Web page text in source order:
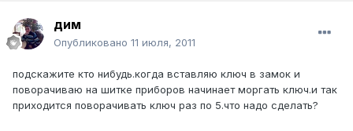
дим
Опубликовано 11 июля, 2011
подскажите кто нибудь.когда вставляю ключ в замок и
поворачиваю на шитке приборов начинает моргать ключ.и так
приходится поворачивать ключ раз по 5.что надо сделать?